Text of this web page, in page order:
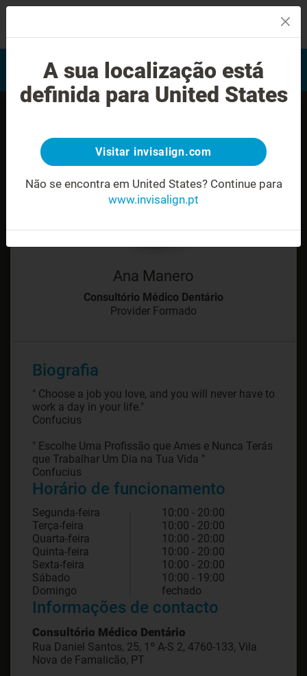
Avaliação do sorriso
Encontrar um Invisalign
provider
Ana Manero
Consultório Médico Dentário
Provider Formado
Biografia
" Choose a job you love, and you will never have to
work a day in your life."
Confucius
" Escolhe Uma Profissão que Ames e Nunca Terás
que Trabalhar Um Dia na Tua Vida "
Confucius
Horário de funcionamento
Segunda-feira
10:00 - 20:00
Terça-feira
10:00 - 20:00
Quarta-feira
10:00 - 20:00
Quinta-feira
10:00 - 20:00
Sexta-feira
10:00 - 20:00
Sábado
10:00 - 19:00
Domingo
fechado
Informações de contacto
Consultório Médico Dentário
Rua Daniel Santos, 25, 1º A-S 2, 4760-133, Vila
Nova de Famalicão, PT
A sua localização está
definida para United States
Visitar invisalign.com
Não se encontra em United States? Continue para
www.invisalign.pt